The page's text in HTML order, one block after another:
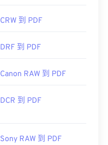
CRW 到 PDF
DRF 到 PDF
Canon RAW 到 PDF
DCR 到 PDF
Sony RAW 到 PDF